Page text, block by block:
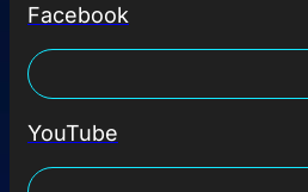
Facebook
YouTube